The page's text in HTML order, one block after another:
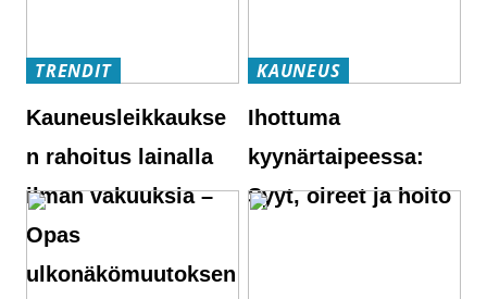
TRENDIT
Kauneusleikkaukse
n rahoitus lainalla
ilman vakuuksia –
Opas
ulkonäkömuutoksen
KAUNEUS
Ihottuma
kyynärtaipeessa:
Syyt, oireet ja hoito